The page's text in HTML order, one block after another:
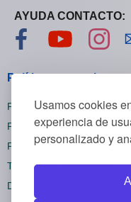
Usamos cookies
experiencia de
personalizado y
AYUDA CONTACTO:
Visítanos enVisítanos
Políticas generales
Políticas de privacidad
Políticas de cookies
Políticas de reembolsos
Términos y condiciones
Darse de baja